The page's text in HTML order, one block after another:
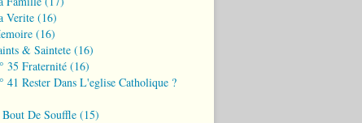
Verite (16)
(16)
& Saintete (16)
35 Fraternité (16)
41 Rester Dans L'eglise Catholique ?
De Souffle (15)